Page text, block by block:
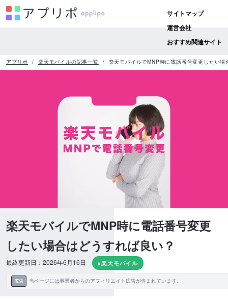
サイトマップ
運営会社
おすすめ関連サイト
アプリポ 楽天モバイルの記事一覧 楽天モバイルでMNP時に電話番号変更したい場
楽天モバイルでMNP時に電話番号変更
したい場合はどうすれば良い？
最終更新日：2026年6月16日 #楽天モバイル
広告 当ページには事業者からのアフィリエイト広告が含まれています。